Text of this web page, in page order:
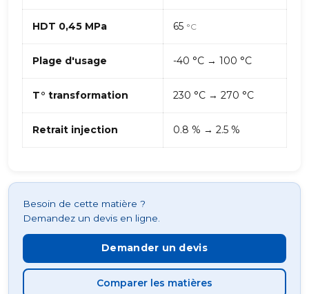
HDT 0,45 MPa 65 °C
Plage d'usage -40 °C → 100 °C
T° transformation 230 °C → 270 °C
Retrait injection 0.8 % → 2.5 %
Besoin de cette matière ?
Demandez un devis en ligne.
Demander un devis
Comparer les matières